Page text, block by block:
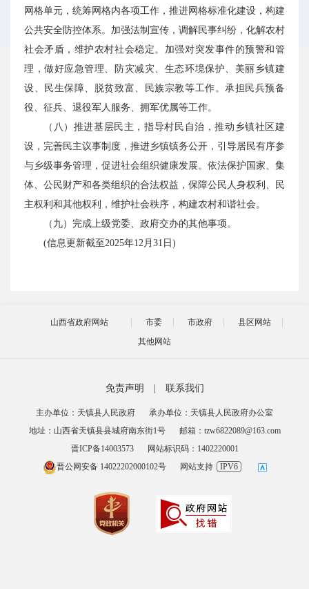
网格单元，统筹网格内各项工作，推进网格标准化建设，构建
公共安全防控体系。加强法制宣传，调解民事纠纷，化解农村
社会矛盾，维护农村社会稳定。加强对突发事件的预警和管
理，做好应急管理、防灾减灾、生态环境保护、美丽乡镇建
设、民生保障、脱贫致富、民族宗教等工作。承担民兵预备
役、征兵、退役军人服务、拥军优属等工作。
（八）推进基层民主，指导村民自治，推动乡镇社区建
设，完善民主议事制度，推进乡镇镇务公开，引导居民有序参
与乡级事务管理，促进社会组织健康发展。依法保护国家、集
体、公民财产和各类组织的合法权益，保障公民人身权利、民
主权利和其他权利，维护社会秩序，构建农村和谐社会。
（九）完成上级党委、政府交办的其他事项。
(信息更新截至2025年12月31日)
山西省政府网站 市委 市政府
县区网站
其他网站
免责声明 联系我们
主办单位：天镇县人民政府
承办单位：天镇县人民政府办公室
地址：山西省天镇县县城府南东街1号
邮箱：tzw6822089@163.com
晋ICP备14003573
网站标识码：1402220001
晋公网安备 14022202000102号
网站支持 IPV6